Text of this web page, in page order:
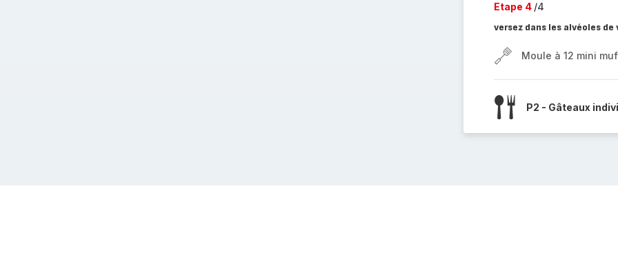
Etape 4 /4
versez dans les alvéoles
Moule à 12 mini
P2 - Gâteaux